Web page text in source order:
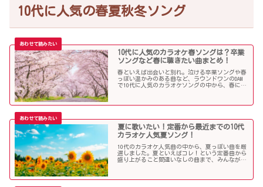
10代に人気の春夏秋冬ソング
10代に人気のカラオケ春ソングは？卒業
ソングなど春に聴きたい曲まとめ！
春といえば出会いと別れ。泣ける卒業ソングや春
っぽい温かみのある曲など、ラウンドワンのDAM
で10代に人気のカラオケソングの中から、春に聴
夏に歌いたい！定番から最近までの10代
カラオケ人気夏ソング！
10代のカラオケ人気曲の中から、夏っぽい曲を厳
選しました。夏といえばコレ！という定番曲から
盛り上がること間違いなしの曲まで、みんなが選